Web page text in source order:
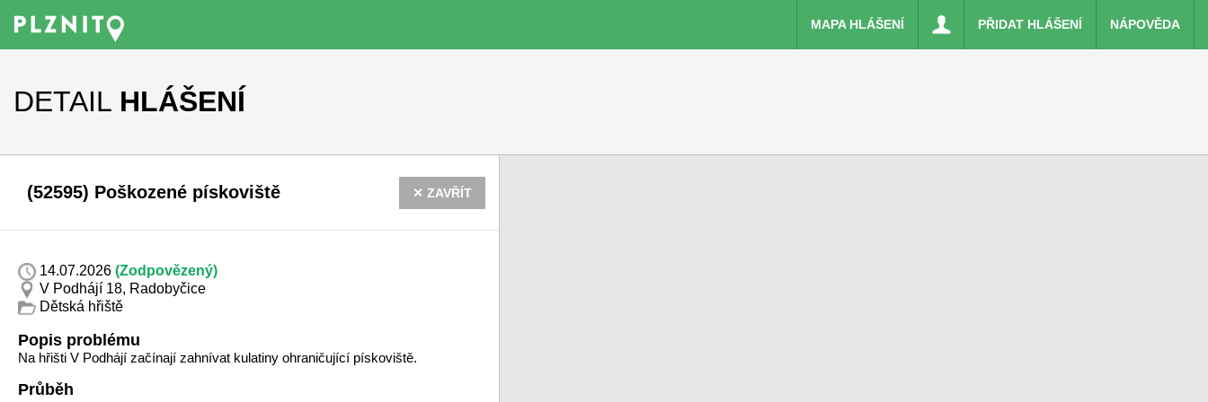
NÁPOVĚDA
PŘIDAT HLÁŠENÍ
MAPA HLÁŠENÍ
DETAIL HLÁŠENÍ
(52595) Poškozené pískoviště ✕ ZAVŘÍT
14.07.2026 (Zodpovězený)
V Podhájí 18, Radobyčice
Dětská hřiště
Popis problému
Na hřišti V Podhájí začínají zahnívat kulatiny ohraničující pískoviště.
Průběh